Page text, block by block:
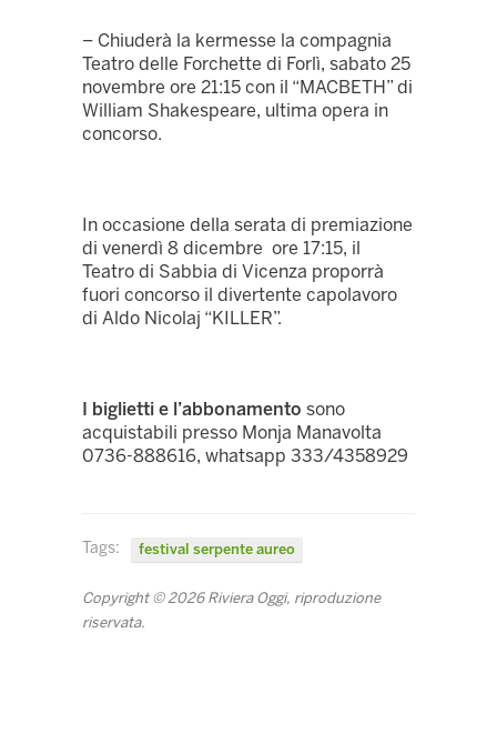
– Chiuderà la kermesse la compagnia
Teatro delle Forchette di Forlì, sabato 25
novembre ore 21:15 con il “MACBETH” di
William Shakespeare, ultima opera in
concorso.
In occasione della serata di premiazione
di venerdì 8 dicembre ore 17:15, il
Teatro di Sabbia di Vicenza proporrà
fuori concorso il divertente capolavoro
di Aldo Nicolaj “KILLER”.
I biglietti e l’abbonamento sono
acquistabili presso Monja Manavolta
0736-888616, whatsapp 333/4358929
Tags: festival serpente aureo
Copyright © 2026 Riviera Oggi, riproduzione
riservata.